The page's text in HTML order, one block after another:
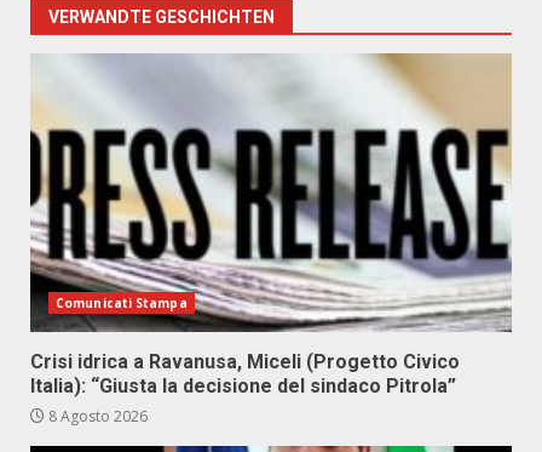
VERWANDTE GESCHICHTEN
Comunicati Stampa
Crisi idrica a Ravanusa, Miceli (Progetto Civico
Italia): “Giusta la decisione del sindaco Pitrola”
8 Agosto 2026